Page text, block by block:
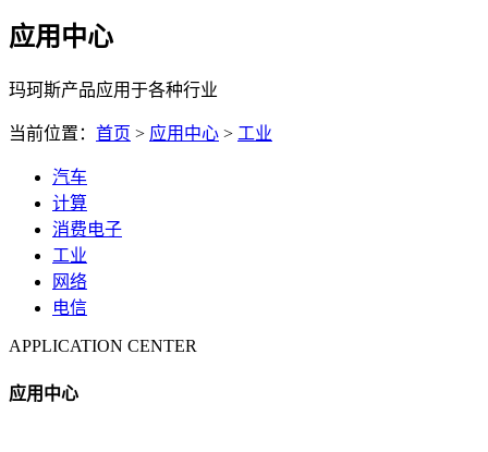
应用中心
玛珂斯产品应用于各种行业
当前位置： 首页 > 应用中心 > 工业
汽车
计算
消费电子
工业
网络
电信
APPLICATION CENTER
应用中心